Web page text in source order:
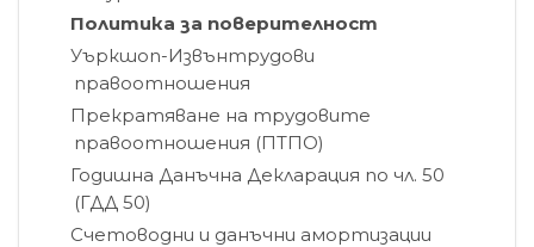
Политика за поверителност
Уъркшоп-Извънтрудови
правоотношения
Прекратяване на трудовите
правоотношения (ПТПО)
Годишна Данъчна Декларация по чл. 50
(ГДД 50)
Счетоводни и данъчни амортизации